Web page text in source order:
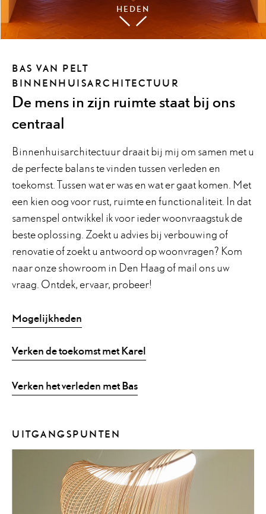
HEDEN
BAS VAN PELT
BINNENHUISARCHITECTUUR
De mens in zijn ruimte staat bij ons
centraal
Binnenhuisarchitectuur draait bij mij om samen met u
de perfecte balans te vinden tussen verleden en
toekomst. Tussen wat er was en wat er gaat komen. Met
een kien oog voor rust, ruimte en functionaliteit. In dat
samenspel ontwikkel ik voor ieder woonvraagstuk de
beste oplossing. Zoekt u advies bij verbouwing of
renovatie of zoekt u antwoord op woonvragen? Kom
naar onze showroom in Den Haag of mail ons uw
vraag. Ontdek, ervaar, probeer!
Mogelijkheden
Verken de toekomst met Karel
Verken het verleden met Bas
UITGANGSPUNTEN